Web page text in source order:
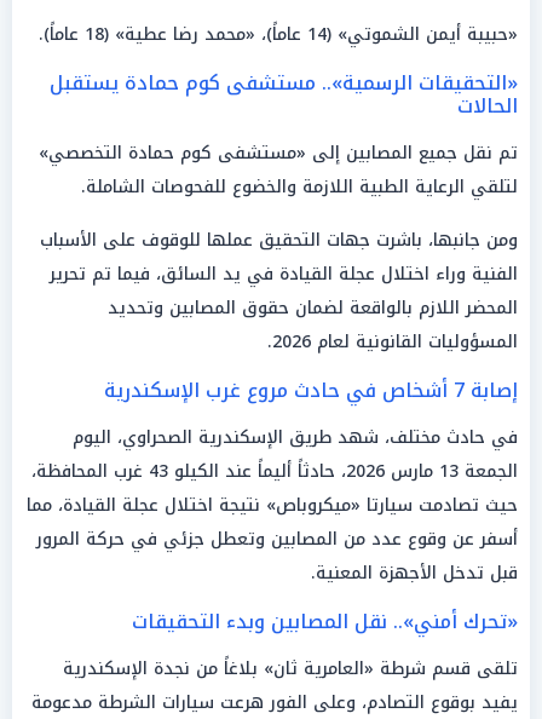
«حبيبة أيمن الشموتي» (14 عاماً)، «محمد رضا عطية» (18 عاماً).
«التحقيقات الرسمية».. مستشفى كوم حمادة يستقبل
الحالات
تم نقل جميع المصابين إلى «مستشفى كوم حمادة التخصصي»
لتلقي الرعاية الطبية اللازمة والخضوع للفحوصات الشاملة.
ومن جانبها، باشرت جهات التحقيق عملها للوقوف على الأسباب
الفنية وراء اختلال عجلة القيادة في يد السائق، فيما تم تحرير
المحضر اللازم بالواقعة لضمان حقوق المصابين وتحديد
المسؤوليات القانونية لعام 2026.
إصابة 7 أشخاص في حادث مروع غرب الإسكندرية
في حادث مختلف، شهد طريق الإسكندرية الصحراوي، اليوم
الجمعة 13 مارس 2026، حادثاً أليماً عند الكيلو 43 غرب المحافظة،
حيث تصادمت سيارتا «ميكروباص» نتيجة اختلال عجلة القيادة، مما
أسفر عن وقوع عدد من المصابين وتعطل جزئي في حركة المرور
قبل تدخل الأجهزة المعنية.
«تحرك أمني».. نقل المصابين وبدء التحقيقات
تلقى قسم شرطة «العامرية ثان» بلاغاً من نجدة الإسكندرية
يفيد بوقوع التصادم، وعلى الفور هرعت سيارات الشرطة مدعومة